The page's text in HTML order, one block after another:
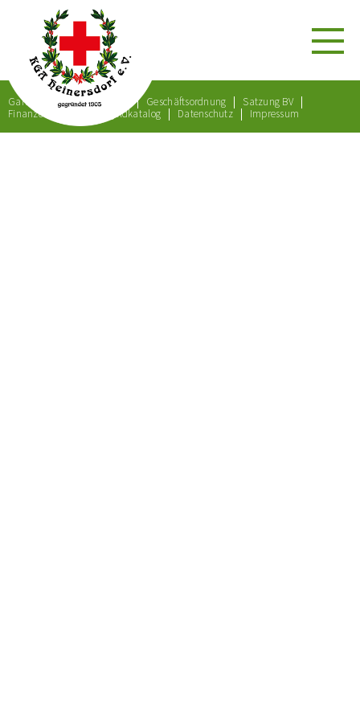
Gartenordnung Satzung Geschäftsordnung
Satzung BV
Finanzordnung
Bußgeldkatalog Datenschutz Impressum